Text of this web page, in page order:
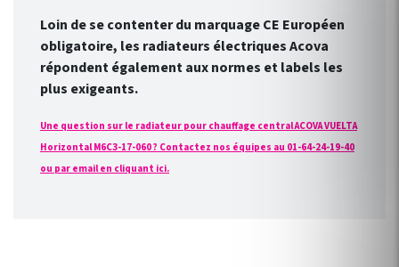
Loin de se contenter du marquage CE Européen
obligatoire, les radiateurs électriques Acova
répondent également aux normes et labels les
plus exigeants.
Une question sur le radiateur pour chauffage central ACOVA VUELTA
Horizontal M6C3-17-060 ? Contactez nos équipes au 01-64-24-19-40
ou par email en cliquant ici.